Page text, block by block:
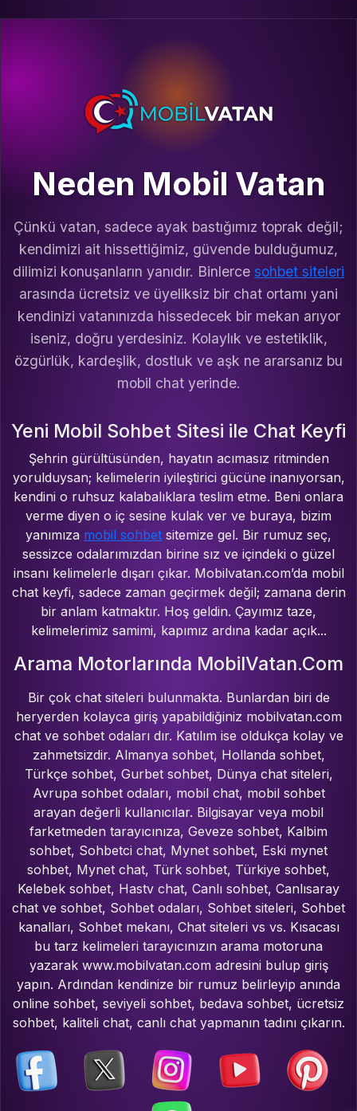
Neden Mobil Vatan
Çünkü vatan, sadece ayak bastığımız toprak değil;
kendimizi ait hissettiğimiz, güvende bulduğumuz,
dilimizi konuşanların yanıdır. Binlerce sohbet siteleri
arasında ücretsiz ve üyeliksiz bir chat ortamı yani
kendinizi vatanınızda hissedecek bir mekan arıyor
iseniz, doğru yerdesiniz. Kolaylık ve estetiklik,
özgürlük, kardeşlik, dostluk ve aşk ne ararsanız bu
mobil chat yerinde.
Yeni Mobil Sohbet Sitesi ile Chat Keyfi
Şehrin gürültüsünden, hayatın acımasız ritminden
yorulduysan; kelimelerin iyileştirici gücüne inanıyorsan,
kendini o ruhsuz kalabalıklara teslim etme. Beni onlara
verme diyen o iç sesine kulak ver ve buraya, bizim
yanımıza mobil sohbet sitemize gel. Bir rumuz seç,
sessizce odalarımızdan birine sız ve içindeki o güzel
insanı kelimelerle dışarı çıkar. Mobilvatan.com’da mobil
chat keyfi, sadece zaman geçirmek değil; zamana derin
bir anlam katmaktır. Hoş geldin. Çayımız taze,
kelimelerimiz samimi, kapımız ardına kadar açık...
Arama Motorlarında MobilVatan.Com
Bir çok chat siteleri bulunmakta. Bunlardan biri de
heryerden kolayca giriş yapabildiğiniz mobilvatan.com
chat ve sohbet odaları dır. Katılım ise oldukça kolay ve
zahmetsizdir. Almanya sohbet, Hollanda sohbet,
Türkçe sohbet, Gurbet sohbet, Dünya chat siteleri,
Avrupa sohbet odaları, mobil chat, mobil sohbet
arayan değerli kullanıcılar. Bilgisayar veya mobil
farketmeden tarayıcınıza, Geveze sohbet, Kalbim
sohbet, Sohbetci chat, Mynet sohbet, Eski mynet
sohbet, Mynet chat, Türk sohbet, Türkiye sohbet,
Kelebek sohbet, Hastv chat, Canlı sohbet, Canlısaray
chat ve sohbet, Sohbet odaları, Sohbet siteleri, Sohbet
kanalları, Sohbet mekanı, Chat siteleri vs vs. Kısacası
bu tarz kelimeleri tarayıcınızın arama motoruna
yazarak www.mobilvatan.com adresini bulup giriş
yapın. Ardından kendinize bir rumuz belirleyip anında
online sohbet, seviyeli sohbet, bedava sohbet, ücretsiz
sohbet, kaliteli chat, canlı chat yapmanın tadını çıkarın.